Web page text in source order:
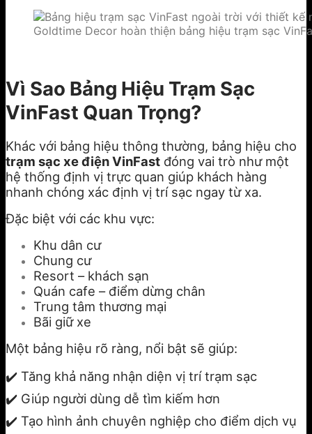
Goldtime Decor hoàn thiện bảng hiệu trạm sạc
Vì Sao Bảng Hiệu Trạm Sạc
VinFast Quan Trọng?
Khác với bảng hiệu thông thường, bảng hiệu cho
trạm sạc xe điện VinFast đóng vai trò như một
hệ thống định vị trực quan giúp khách hàng
nhanh chóng xác định vị trí sạc ngay từ xa.
Đặc biệt với các khu vực:
Khu dân cư
Chung cư
Resort – khách sạn
Quán cafe – điểm dừng chân
Trung tâm thương mại
Bãi giữ xe
Một bảng hiệu rõ ràng, nổi bật sẽ giúp:
✔️ Tăng khả năng nhận diện vị trí trạm sạc
✔️ Giúp người dùng dễ tìm kiếm hơn
✔️ Tạo hình ảnh chuyên nghiệp cho điểm dịch vụ